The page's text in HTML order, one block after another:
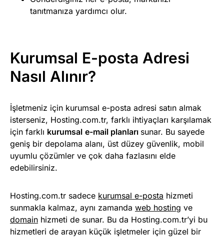
tanıtmanıza yardımcı olur.
Kurumsal E-posta Adresi
Nasıl Alınır?
İşletmeniz için kurumsal e-posta adresi satın almak
isterseniz, Hosting.com.tr, farklı ihtiyaçları karşılamak
için farklı kurumsal e-mail planları sunar. Bu sayede
geniş bir depolama alanı, üst düzey güvenlik, mobil
uyumlu çözümler ve çok daha fazlasını elde
edebilirsiniz.
Hosting.com.tr sadece kurumsal e-posta hizmeti
sunmakla kalmaz, aynı zamanda web hosting ve
domain hizmeti de sunar. Bu da Hosting.com.tr’yi bu
hizmetleri de arayan küçük işletmeler için güzel bir